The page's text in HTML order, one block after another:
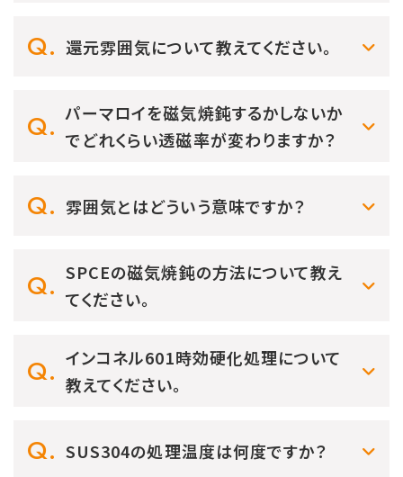
還元雰囲気について教えてください。
パーマロイを磁気焼鈍するかしないか
でどれくらい透磁率が変わりますか？
雰囲気とはどういう意味ですか？
SPCEの磁気焼鈍の方法について教え
てください。
インコネル601時効硬化処理について
教えてください。
SUS304の処理温度は何度ですか？